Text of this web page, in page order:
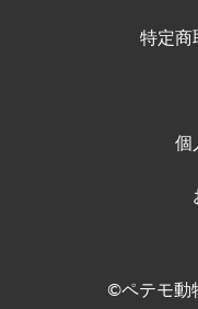
特定商
個
©ペテモ動